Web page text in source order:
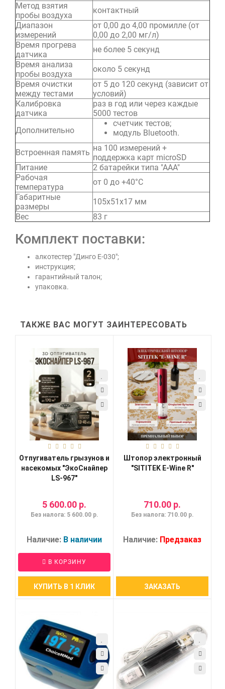
Метод взятия
пробы воздуха
контактный
Диапазон
измерений
от 0,00 до 4,00 промилле (от
0,00 до 2,00 мг/л)
Время прогрева
датчика
не более 5 секунд
Время анализа
пробы воздуха
около 5 секунд
Время очистки
между тестами
от 5 до 120 секунд (зависит от
условий)
Калибровка
датчика
раз в год или через каждые
5000 тестов
Дополнительно
счетчик тестов;
модуль Bluetooth.
Встроенная память на 100 измерений +
поддержка карт microSD
Питание
2 батарейки типа "ААА"
Рабочая
температура
от 0 до +40°C
Габаритные
размеры
105х51х17 мм
Вес
83 г
Комплект поставки:
алкотестер "Динго Е-030";
инструкция;
гарантийный талон;
упаковка.
ТАКЖЕ ВАС МОГУТ ЗАИНТЕРЕСОВАТЬ
Отпугиватель грызунов и
насекомых "ЭкоСнайпер
LS-967"
5 600.00 р.
Без налога: 5 600.00 р.
Наличие: В наличии
В КОРЗИНУ
КУПИТЬ В 1 КЛИК
Штопор электронный
"SITITEK E-Wine R"
710.00 р.
Без налога: 710.00 р.
Наличие: Предзаказ
ЗАКАЗАТЬ